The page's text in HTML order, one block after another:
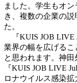
ました。学生もオ
き、複数の企業の
た。
『KUIS JOB LIVE
業界の幅を広げる
と思われます。神
『KUIS JOB LIVE
ロナウイルス感染